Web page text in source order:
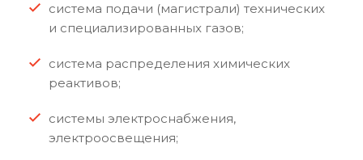
система подачи (магистрали) технических
и специализированных газов;
система распределения химических
реактивов;
системы электроснабжения,
электроосвещения;